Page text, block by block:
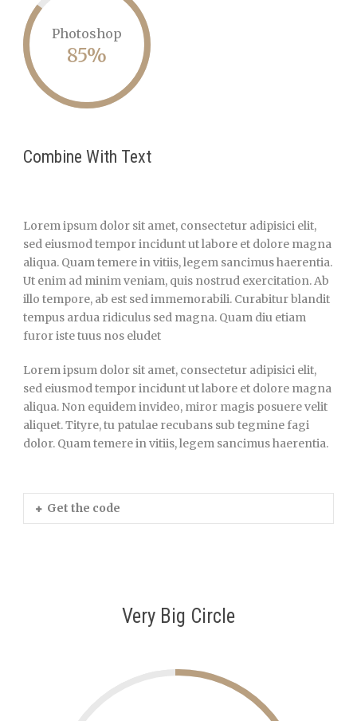
Photoshop
85%
Combine With Text
Lorem ipsum dolor sit amet, consectetur adipisici elit,
sed eiusmod tempor incidunt ut labore et dolore magna
aliqua. Quam temere in vitiis, legem sancimus haerentia.
Ut enim ad minim veniam, quis nostrud exercitation. Ab
illo tempore, ab est sed immemorabili. Curabitur blandit
tempus ardua ridiculus sed magna. Quam diu etiam
furor iste tuus nos eludet
Lorem ipsum dolor sit amet, consectetur adipisici elit,
sed eiusmod tempor incidunt ut labore et dolore magna
aliqua. Non equidem invideo, miror magis posuere velit
aliquet. Tityre, tu patulae recubans sub tegmine fagi
dolor. Quam temere in vitiis, legem sancimus haerentia.
Get the code
Very Big Circle